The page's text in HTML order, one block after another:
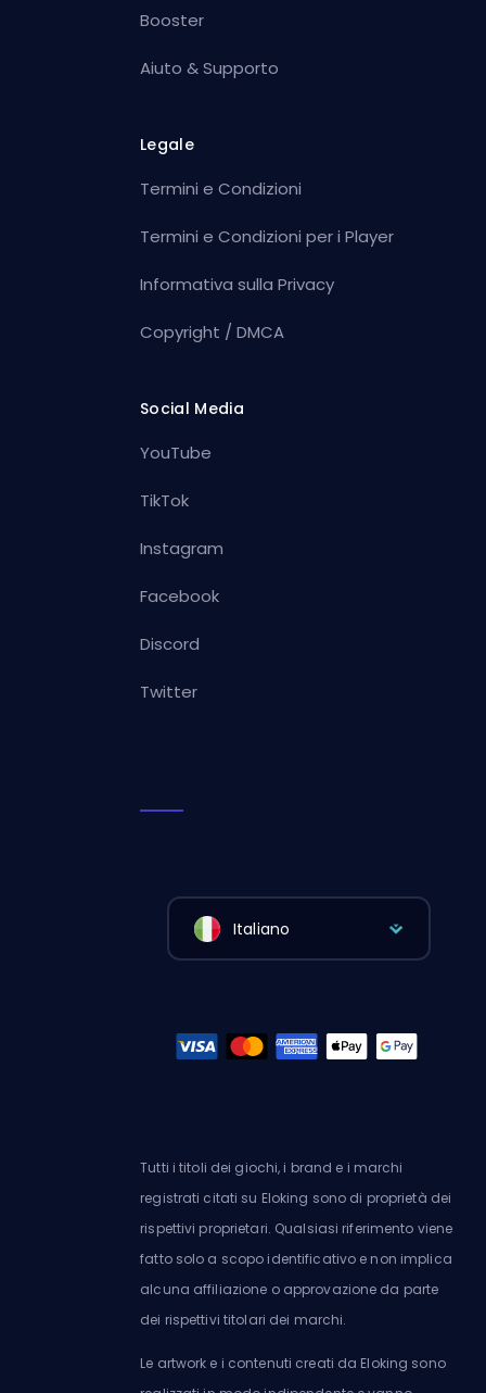
Booster
Aiuto & Supporto
Legale
Termini e Condizioni
Termini e Condizioni per i Player
Informativa sulla Privacy
Copyright / DMCA
Social Media
YouTube
TikTok
Instagram
Facebook
Discord
Twitter
Italiano
Tutti i titoli dei giochi, i brand e i marchi
registrati citati su Eloking sono di proprietà dei
rispettivi proprietari. Qualsiasi riferimento viene
fatto solo a scopo identificativo e non implica
alcuna affiliazione o approvazione da parte
dei rispettivi titolari dei marchi.
Le artwork e i contenuti creati da Eloking sono